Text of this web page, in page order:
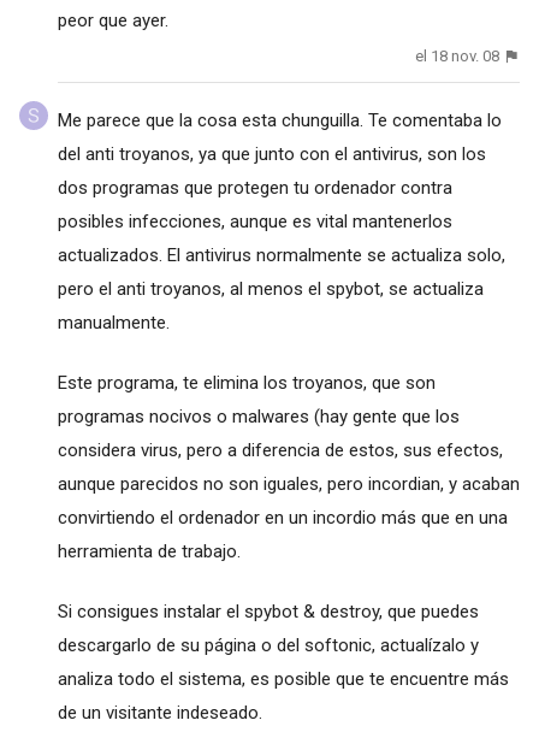
peor que ayer.
el 18 nov. 08
Me parece que la cosa esta chunguilla. Te comentaba lo
del anti troyanos, ya que junto con el antivirus, son los
dos programas que protegen tu ordenador contra
posibles infecciones, aunque es vital mantenerlos
actualizados. El antivirus normalmente se actualiza solo,
pero el anti troyanos, al menos el spybot, se actualiza
manualmente.
Este programa, te elimina los troyanos, que son
programas nocivos o malwares (hay gente que los
considera virus, pero a diferencia de estos, sus efectos,
aunque parecidos no son iguales, pero incordian, y acaban
convirtiendo el ordenador en un incordio más que en una
herramienta de trabajo.
Si consigues instalar el spybot & destroy, que puedes
descargarlo de su página o del softonic, actualízalo y
analiza todo el sistema, es posible que te encuentre más
de un visitante indeseado.